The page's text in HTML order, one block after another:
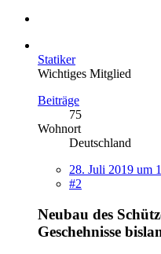
Statiker
Wichtiges Mitglied
Beiträge
75
Wohnort
Deutschland
28. Juli 2019 um
#2
Neubau des
Geschehnisse